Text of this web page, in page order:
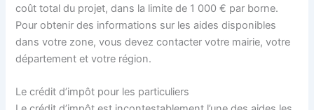
coût total du projet, dans la limite de 1 000 € par borne.
Pour obtenir des informations sur les aides disponibles
dans votre zone, vous devez contacter votre mairie, votre
département et votre région.
Le crédit d’impôt pour les particuliers